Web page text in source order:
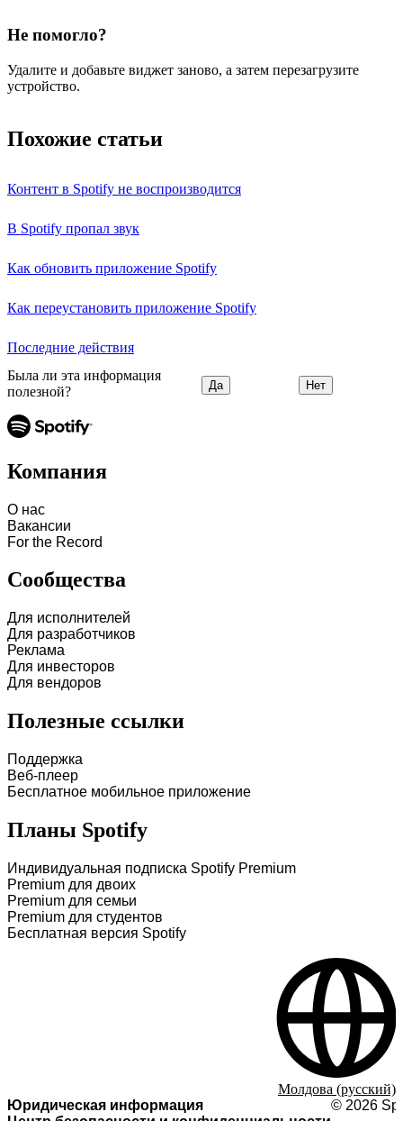
Не помогло?
Удалите и добавьте виджет заново, а затем перезагрузите
устройство.
Похожие статьи
Контент в Spotify не воспроизводится
В Spotify пропал звук
Как обновить приложение Spotify
Как переустановить приложение Spotify
Последние действия
Была ли эта информация
полезной?
Да Нет
Компания
О нас
Вакансии
For the Record
Сообщества
Для исполнителей
Для разработчиков
Реклама
Для инвесторов
Для вендоров
Полезные ссылки
Поддержка
Веб-плеер
Бесплатное мобильное приложение
Планы Spotify
Индивидуальная подписка Spotify Premium
Premium для двоих
Premium для семьи
Premium для студентов
Бесплатная версия Spotify
Юридическая информация
© 2026
Молдова (русский)